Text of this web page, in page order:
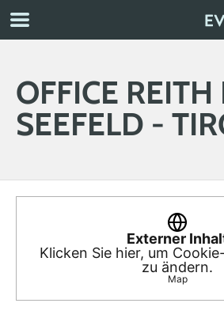
OFFICE REITH
SEEFELD -
Externer
Klicken Sie hier, um
zu ändern.
Map